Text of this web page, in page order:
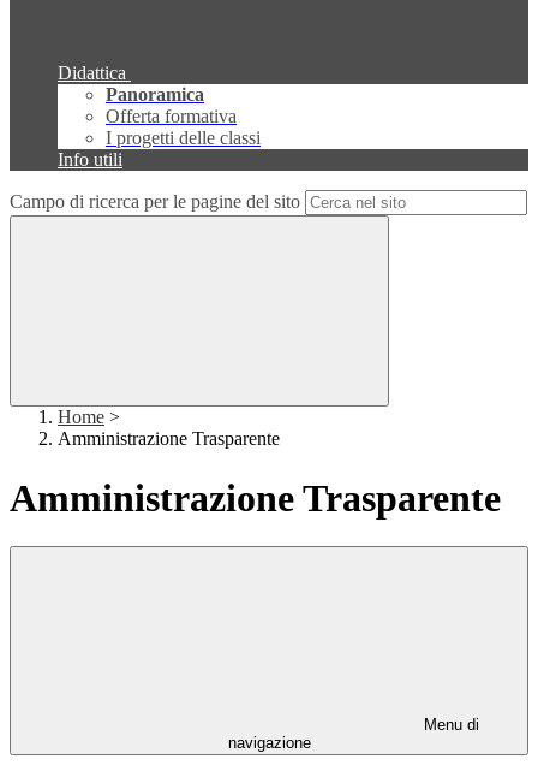
Didattica
Panoramica
Offerta formativa
I progetti delle classi
Info utili
Campo di ricerca per le pagine del sito
Home >
Amministrazione Trasparente
Amministrazione Trasparente
Menu di
navigazione